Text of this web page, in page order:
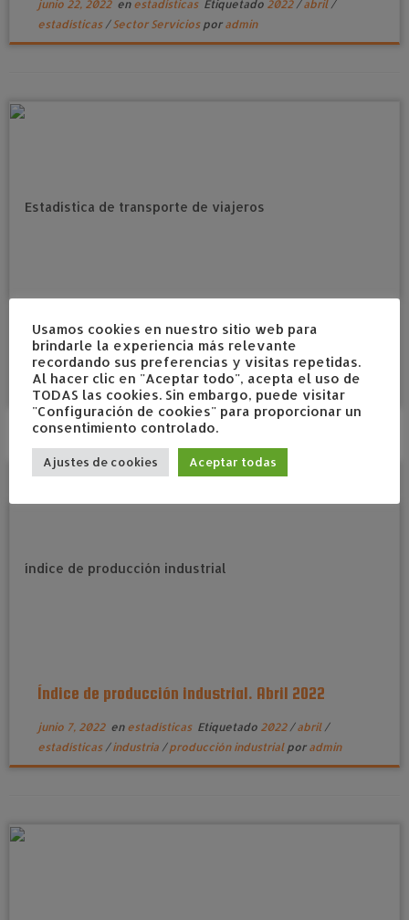
junio 22, 2022en estadísticas Etiquetado 2022 /abril /
estadísticas /Sector Servicios por admin
Estadística de transporte de viajeros. Abril 2022
junio 10, 2022 enestadísticasEtiquetado2022/abril/
estadísticas/transporte de viajeros poradmin
Índice de producción industrial. Abril 2022
junio 7, 2022en estadísticas Etiquetado 2022 /abril /
estadísticas /industria /producción industrial por admin
Usamos cookies en nuestro sitio web para
brindarle la experiencia más relevante
recordando sus preferencias y visitas repetidas.
Al hacer clic en "Aceptar todo", acepta el uso de
TODAS las cookies. Sin embargo, puede visitar
"Configuración de cookies" para proporcionar un
consentimiento controlado.
Ajustes de cookies Aceptar todas